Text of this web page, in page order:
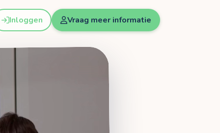
Inloggen Vraag meer informatie